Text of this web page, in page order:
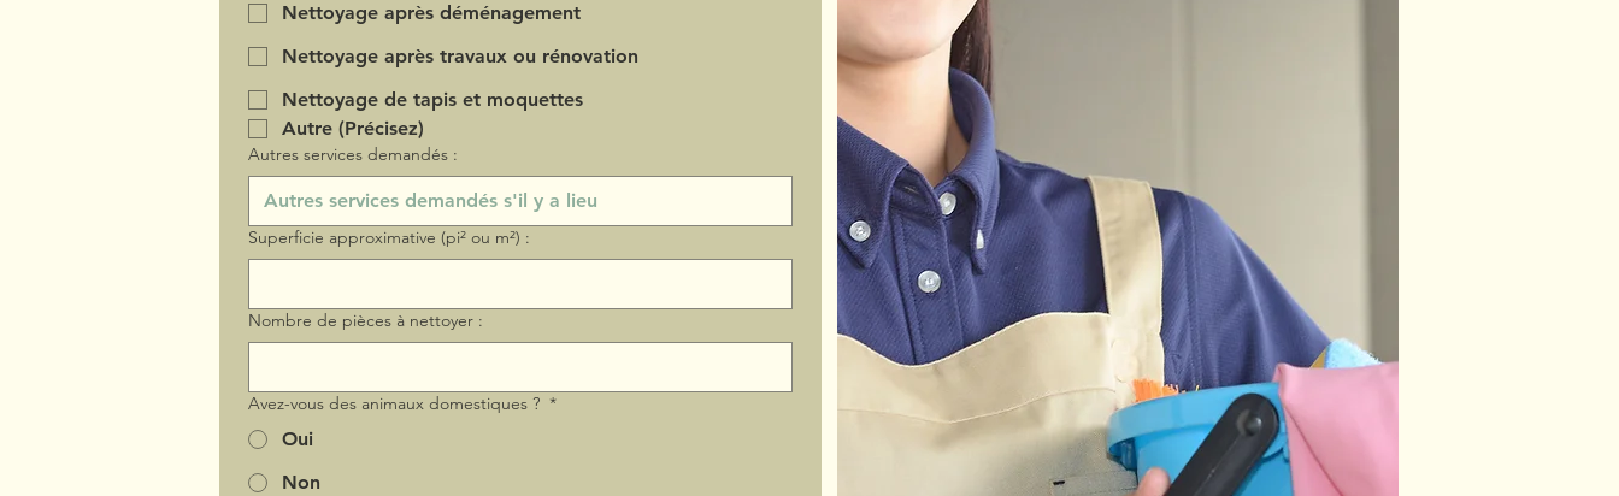
Nettoyage après déménagement
Nettoyage après travaux ou rénovation
Nettoyage de tapis et moquettes
Autre (Précisez)
Autres services demandés :
Superficie approximative (pi² ou m²) :
Nombre de pièces à nettoyer :
Avez-vous des animaux domestiques ? *
Oui
Non